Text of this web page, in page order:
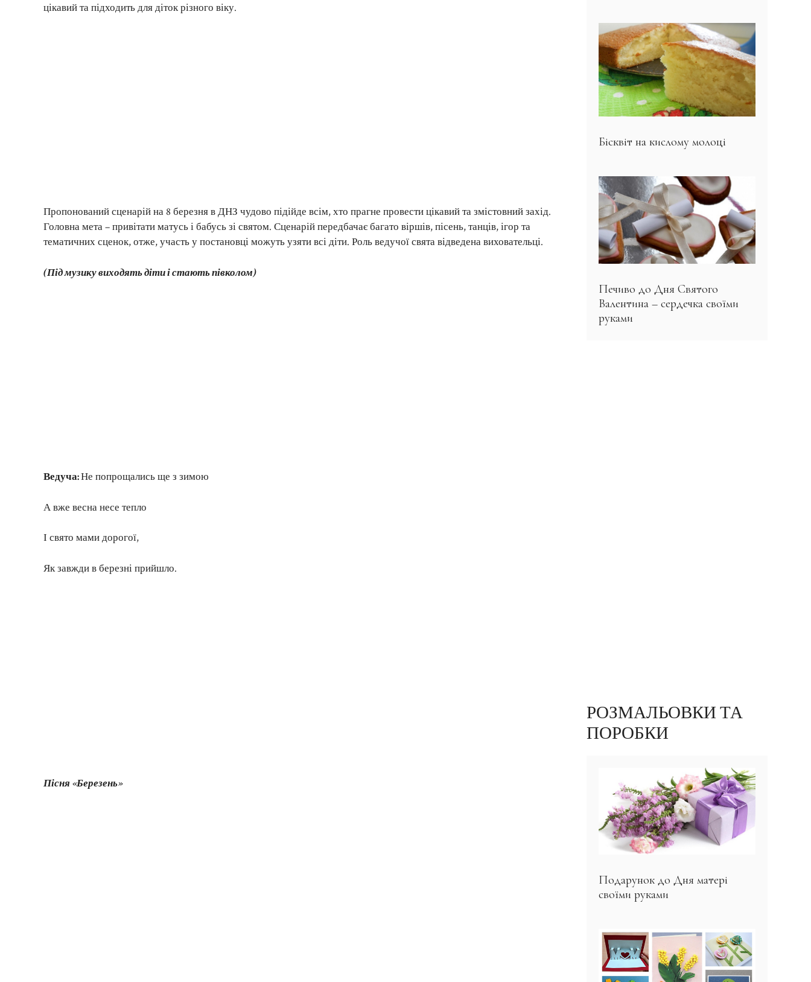
цікавий та підходить для діток різного віку.
Пропонований сценарій на 8 березня в ДНЗ чудово підійде всім, хто прагне провести цікавий та змістовний захід.
Головна мета – привітати матусь і бабусь зі святом. Сценарій передбачає багато віршів, пісень, танців, ігор та
тематичних сценок, отже, участь у постановці можуть узяти всі діти. Роль ведучої свята відведена виховательці.
(Під музику виходять діти і стають півколом)
Ведуча:Не попрощались ще з зимою
А вже весна несе тепло
І свято мами дорогої,
Як завжди в березні прийшло.
Пісня «Березень»
Бісквіт на кислому молоці
Печиво до Дня Святого
Валентина – сердечка своїми
руками
РОЗМАЛЬОВКИ ТА
ПОРОБКИ
Подарунок до Дня матері
своїми руками